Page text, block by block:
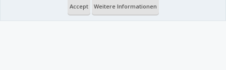
Du betrachtest gerade: E-Scooter-Führerschein für Jugendliche: Neue
Accept Weitere Informationen